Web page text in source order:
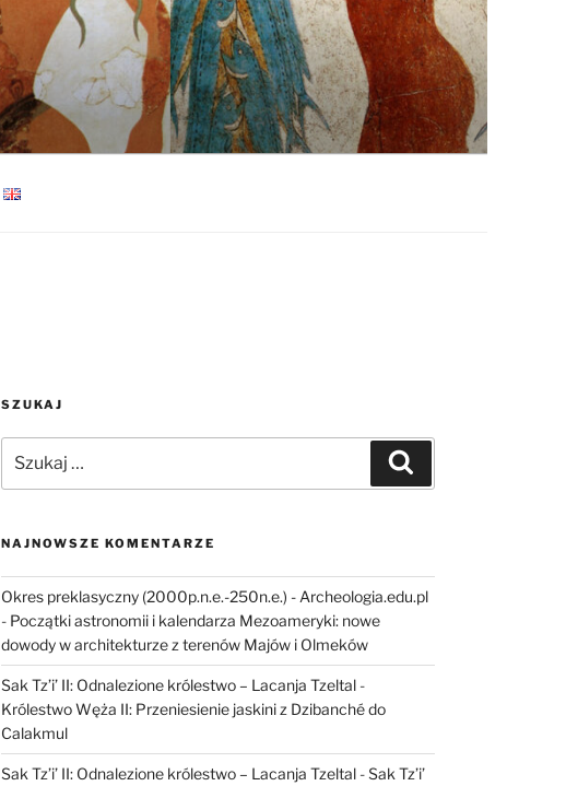
SZUKAJ
NAJNOWSZE KOMENTARZE
Okres preklasyczny (2000p.n.e.-250n.e.) - Archeologia.edu.pl
- Początki astronomii i kalendarza Mezoameryki: nowe
dowody w architekturze z terenów Majów i Olmeków
Sak Tz’i’ II: Odnalezione królestwo – Lacanja Tzeltal-
Królestwo Węża II: Przeniesienie jaskini z Dzibanché do
Calakmul
Sak Tz’i’ II: Odnalezione królestwo – Lacanja Tzeltal-Sak Tz’i’